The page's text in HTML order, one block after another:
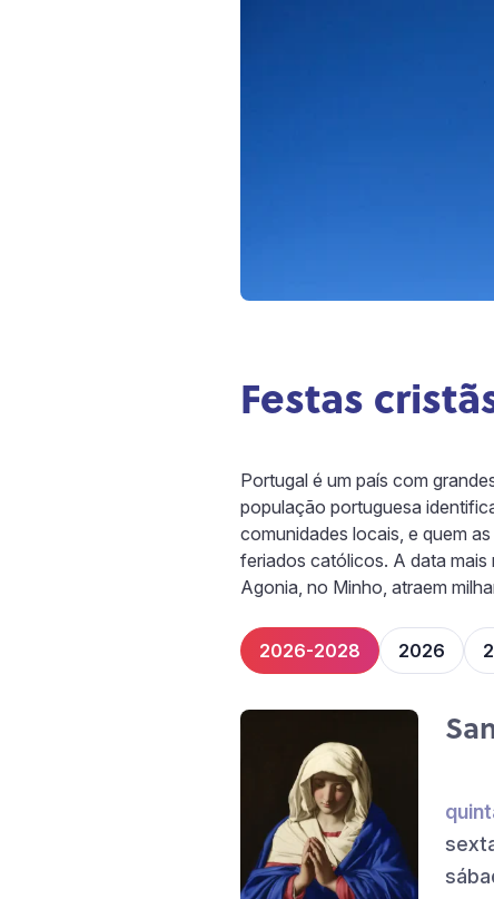
Festas
Portugal é um país com
população portuguesa
comunidades locais, e quem
feriados católicos. A data mais
Agonia, no Minho, atraem
2026-2028 2026